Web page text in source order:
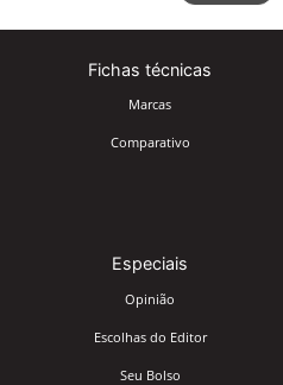
Fichas técnicas
Marcas
Comparativo
Especiais
Opinião
Escolhas do Editor
Seu Bolso